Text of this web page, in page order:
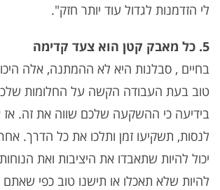
לי הזדמנות לגדול עוד יותר חזק".
5. כל מאבק קטן הוא צעד קדימה
בחיים , סבלנות היא לא ההמתנה, אלה
טוב בעת העבודה הקשה על החלומות
בידיעה כי ההשקעה שלכם שווה את זה.
לנסות, תשקיעו זמן ותלכו את כל הדרך.
יכול להיות שתאבדו את היציבות ואת
להיות שלא תאכלו או תישנו טוב כפי